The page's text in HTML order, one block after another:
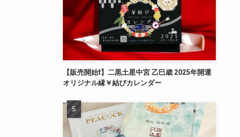
【販売開始❗️】二黒土星中宮 乙巳歳 2025年開運
オリジナル縁￥結びカレンダー